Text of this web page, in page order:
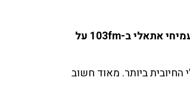
הפרשן לענייני פלסטינים אוהד חמו (חדשות 12) שוחח עם גדעון אוקו ועמיחי אתאלי ב-103fm על
החיובית ביותר. מאוד חשוב